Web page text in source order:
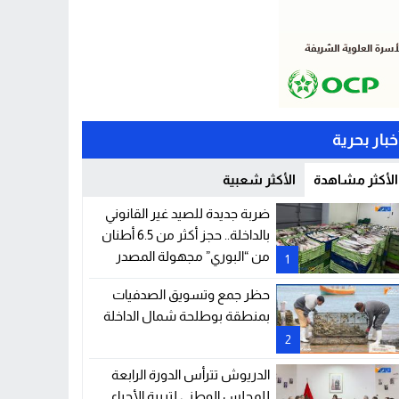
بحرية
الأكثر مشاهدة الأكثر شعبية
1
ضربة جديدة للصيد غير القانوني
بالداخلة.. حجز أكثر من 6.5 أطنان
من “البوري” مجهولة المصدر
2
حظر جمع وتسويق الصدفيات
بمنطقة بوطلحة شمال الداخلة
الدريوش تترأس الدورة الرابعة
للمجلس الوطني لتربية الأحياء